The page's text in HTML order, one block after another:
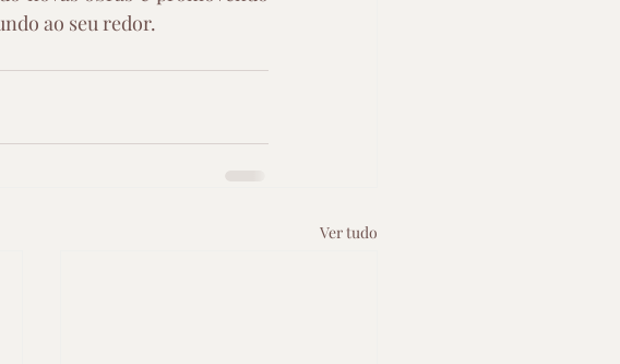
ao seu redor.
Ver tudo